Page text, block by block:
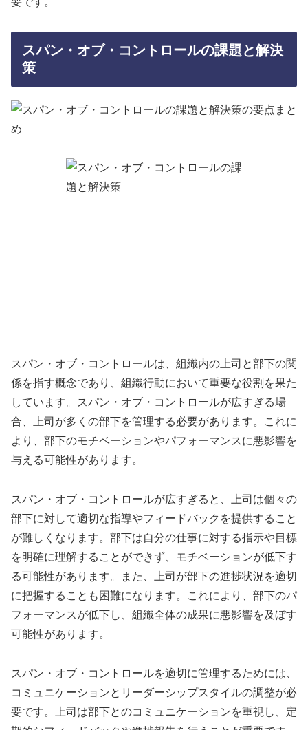
スパン・オブ・コントロールの課題と解決
策
スパン・オブ・コントロールは、組織内の上司と部下の関
係を指す概念であり、組織行動において重要な役割を果た
しています。スパン・オブ・コントロールが広すぎる場
合、上司が多くの部下を管理する必要があります。これに
より、部下のモチベーションやパフォーマンスに悪影響を
与える可能性があります。
スパン・オブ・コントロールが広すぎると、上司は個々の
部下に対して適切な指導やフィードバックを提供すること
が難しくなります。部下は自分の仕事に対する指示や目標
を明確に理解することができず、モチベーションが低下す
る可能性があります。また、上司が部下の進捗状況を適切
に把握することも困難になります。これにより、部下のパ
フォーマンスが低下し、組織全体の成果に悪影響を及ぼす
可能性があります。
スパン・オブ・コントロールを適切に管理するためには、
コミュニケーションとリーダーシップスタイルの調整が必
要です。上司は部下とのコミュニケーションを重視し、定